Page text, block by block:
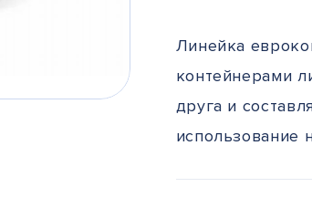
Линейка
контейнерами
друга и
использование